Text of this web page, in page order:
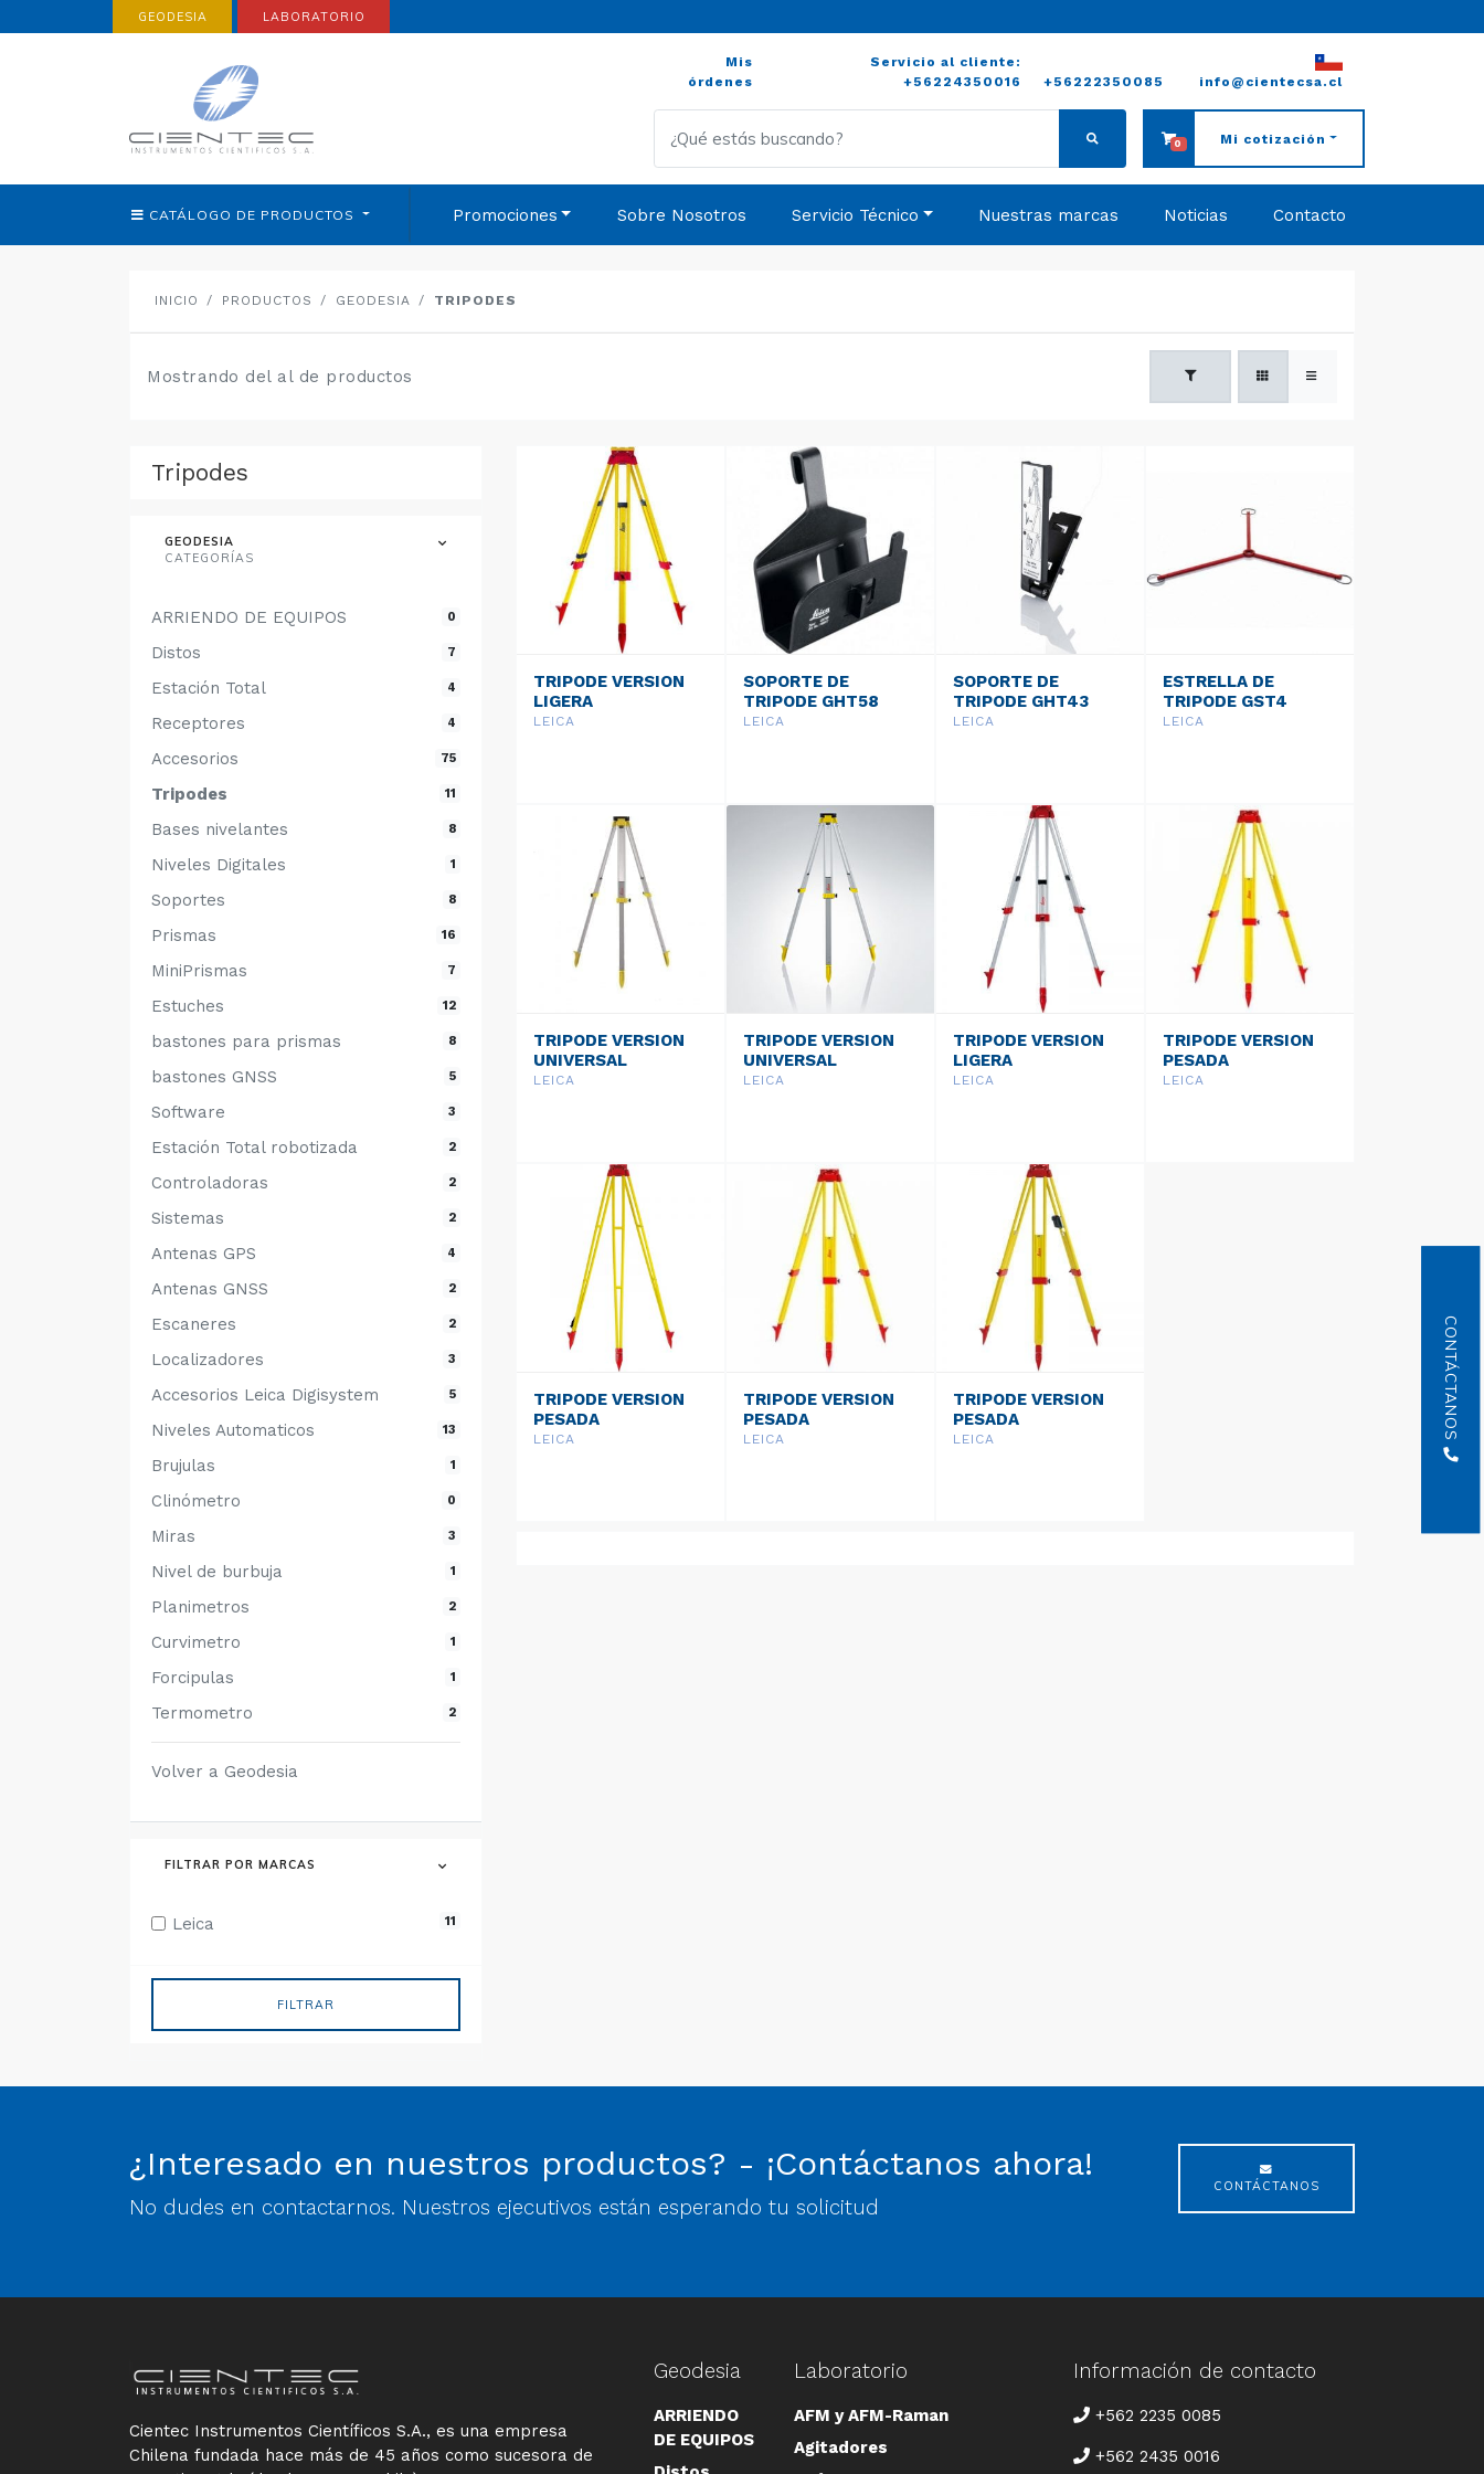
CONTÁCTANOS
GEODESIA LABORATORIO
Mis
órdenes
Servicio al cliente:
+56224350016
+56222350085 info@cientecsa.cl
0 Mi cotización
CATÁLOGO DE PRODUCTOS Promociones Sobre Nosotros Servicio Técnico Nuestras marcas Noticias Contacto
INICIO PRODUCTOS GEODESIA TRIPODES
Mostrando del al de productos
TRIPODE VERSION
LIGERA
PROFESSIONAL 3000
LEICA
SOPORTE DE
TRIPODE GHT58
LEICA
SOPORTE DE
TRIPODE GHT43
LEICA
ESTRELLA DE
TRIPODE GST4
LEICA
TRIPODE VERSION
UNIVERSAL
PROFESSIONAL 1000
LEICA
TRIPODE VERSION
UNIVERSAL
PROFESSIONAL 1000
LEICA
TRIPODE VERSION
LIGERA
PROFESSIONAL 3000
LEICA
TRIPODE VERSION
PESADA
PROFESSIONAL 5000
LEICA
TRIPODE VERSION
PESADA
PROFESSIONAL 5000
LEICA
TRIPODE VERSION
PESADA
PROFESSIONAL 5000
LEICA
TRIPODE VERSION
PESADA
PROFESSIONAL 5000
LEICA
Tripodes
GEODESIA
CATEGORÍAS
ARRIENDO DE EQUIPOS 0
Distos 7
Estación Total 4
Receptores 4
Accesorios 75
Tripodes 11
Bases nivelantes 8
Niveles Digitales 1
Soportes 8
Prismas 16
MiniPrismas 7
Estuches 12
bastones para prismas 8
bastones GNSS 5
Software 3
Estación Total robotizada 2
Controladoras 2
Sistemas 2
Antenas GPS 4
Antenas GNSS 2
Escaneres 2
Localizadores 3
Accesorios Leica Digisystem 5
Niveles Automaticos 13
Brujulas 1
Clinómetro 0
Miras 3
Nivel de burbuja 1
Planimetros 2
Curvimetro 1
Forcipulas 1
Termometro 2
Volver a Geodesia
FILTRAR POR MARCAS
11
Leica
FILTRAR
¿Interesado en nuestros productos? - ¡Contáctanos ahora!
No dudes en contactarnos. Nuestros ejecutivos están esperando tu solicitud
CONTÁCTANOS
Cientec Instrumentos Científicos S.A., es una empresa
Chilena fundada hace más de 45 años como sucesora de
Geodesia
ARRIENDO
DE EQUIPOS
Laboratorio
AFM y AFM-Raman
Agitadores
Información de contacto
TELÉFONO
+562 2235 0085
+562 2435 0016